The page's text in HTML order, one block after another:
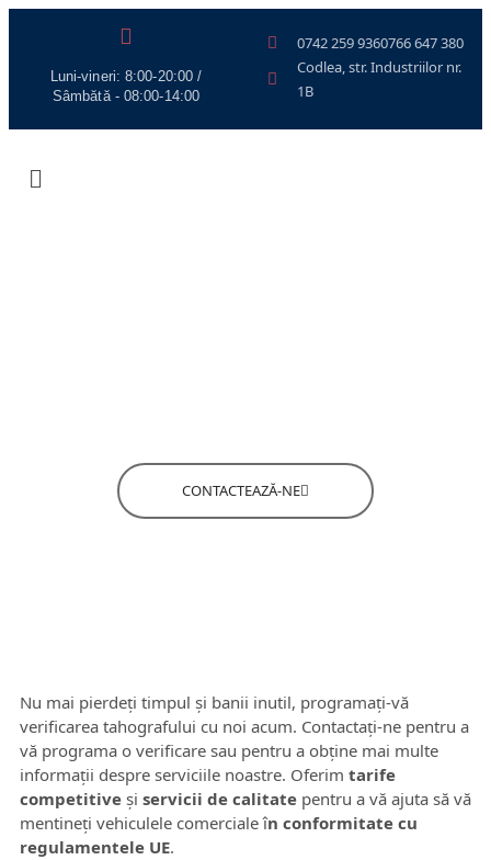
0742 259 9360766 647 380
Codlea, str. Industriilor nr.
1B
Luni-vineri: 8:00-20:00 /
Sâmbătă - 08:00-14:00
CONTACTEAZĂ-NE
Nu mai pierdeți timpul și banii inutil, programați-vă
verificarea tahografului cu noi acum. Contactați-ne pentru a
vă programa o verificare sau pentru a obține mai multe
informații despre serviciile noastre. Oferim tarife
competitive și servicii de calitate pentru a vă ajuta să vă
mentineți vehiculele comerciale în conformitate cu
regulamentele UE.